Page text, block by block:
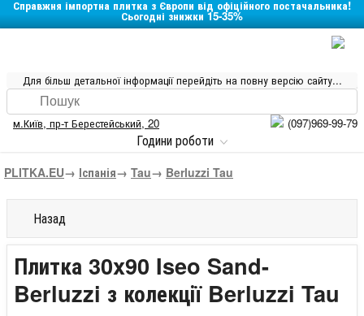
Справжня імпортна плитка з Європи від офіційного постачальника!
Сьогодні знижки 15-35%
Для більш детальної інформації перейдіть на повну версію сайту...
м.Київ, пр-т Берестейський, 20 (097)969-99-79
Години роботи
PLITKA.EU→ Іспанія→ Tau→ Berluzzi Tau
Назад
Плитка 30x90 Iseo Sand-
Berluzzi з колекції Berluzzi Tau